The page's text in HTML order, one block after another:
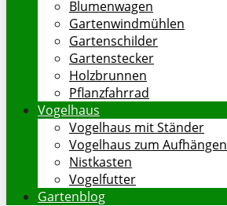
Blumenwagen
Gartenwindmühlen
Gartenschilder
Gartenstecker
Holzbrunnen
Pflanzfahrrad
Vogelhaus
Vogelhaus mit Ständer
Vogelhaus zum Aufhängen
Nistkasten
Vogelfutter
Gartenblog